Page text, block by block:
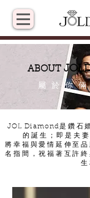
ABOUT
屬於你
JOL Diamond是鑽石
的誕生；即是夫妻
將幸福與愛情延伸至
名指間，祝福著互許
生